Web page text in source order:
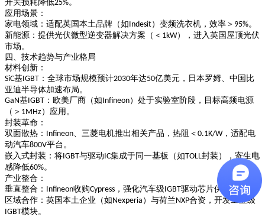
开关损耗降低25%。
应用场景 ：
家电领域 ：适配英国本土品牌（如Indesit）变频洗衣机，效率＞ 95%。
新能源 ：提供光伏微型逆变器解决方案（＜ 1kW），进入英国屋顶光伏
市场。
四、技术趋势与产业格局
材料创新 ：
SiC基IGBT ：全球市场规模预计2030年达50亿美元，日本罗姆、中国比
亚迪半导体加速布局。
GaN基IGBT ：欧美厂商（如Infineon）处于实验室阶段，目标高频电源
（＞ 1MHz）应用。
封装革命 ：
双面散热 ： Infineon 、三菱电机推出相关产品，热阻＜ 0.1K/W，适配电
动汽车800V平台。
嵌入式封装 ：将IGBT与驱动IC集成于同一基板（如TOLL封装），寄生电
感降低60%。
产业整合 ：
垂直整合 ： Infineon收购Cypress ，强化汽车级IGBT驱动芯片供应。
区域合作 ：英国本土企业（如Nexperia ）与荷兰NXP合资，开发工业级
IGBT模块。